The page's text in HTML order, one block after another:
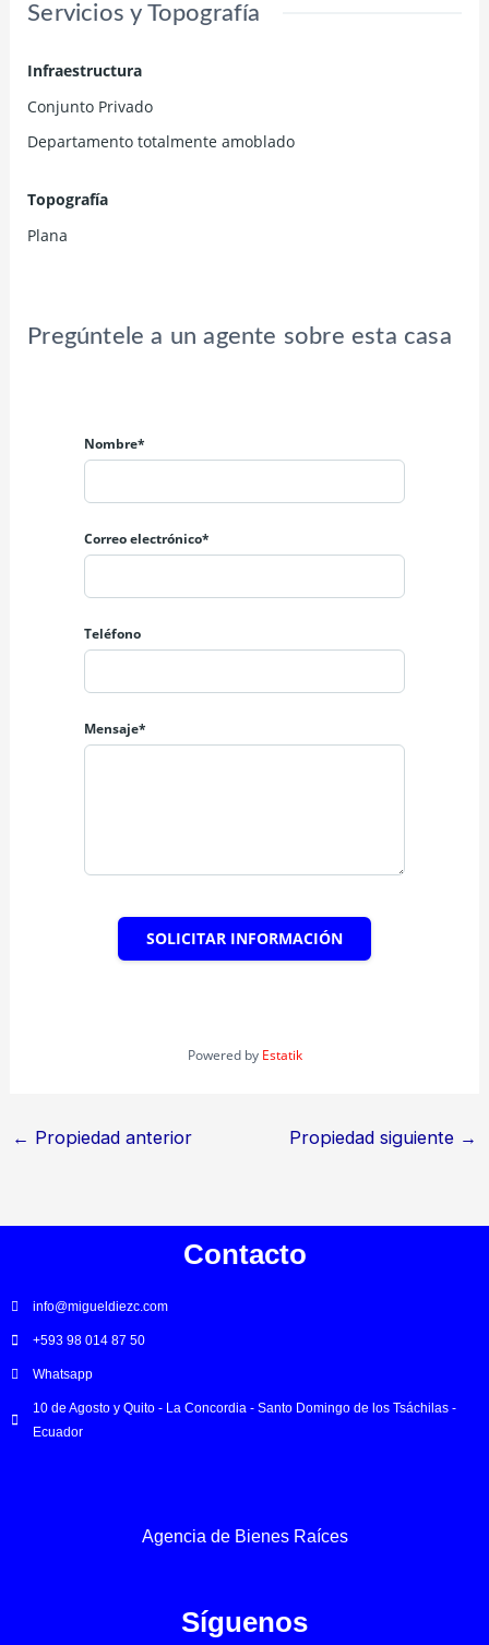
Servicios y Topografía
Infraestructura
Conjunto Privado
Departamento totalmente amoblado
Topografía
Plana
Pregúntele a un agente sobre esta casa
Nombre*
Correo electrónico*
Teléfono
Mensaje*
SOLICITAR INFORMACIÓN
Powered by Estatik
← Propiedad anterior Propiedad siguiente →
Contacto
info@migueldiezc.com
+593 98 014 87 50
Whatsapp
10 de Agosto y Quito - La Concordia - Santo Domingo de los Tsáchilas -
Ecuador
Agencia de Bienes Raíces
Síguenos